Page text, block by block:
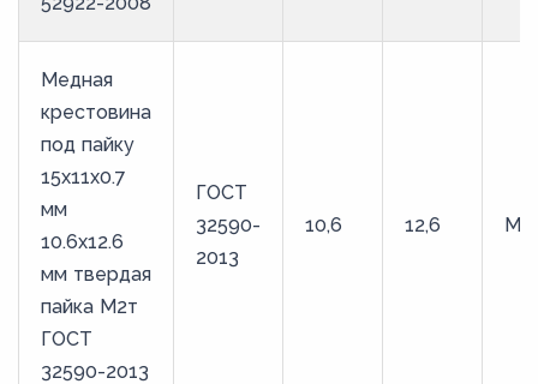
Медная
крестовина
под пайку
15х11х0.7
мм
10.6х12.6
мм твердая
пайка М2т
ГОСТ
32590-2013
ГОСТ
32590-
2013
10,6 12,6